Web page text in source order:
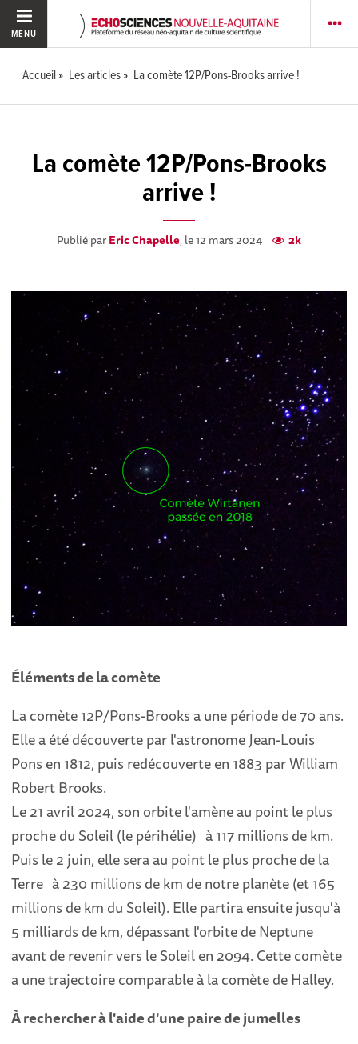
MENU
Accueil Les articles La comète 12P/Pons-Brooks arrive !
La comète 12P/Pons-Brooks
arrive !
Publié parEric Chapelle, le 12 mars 2024 2k
Éléments de la comète
La comète 12P/Pons-Brooks a une période de 70 ans.
Elle a été découverte par l'astronome Jean-Louis
Pons en 1812, puis redécouverte en 1883 par William
Robert Brooks.
Le 21 avril 2024, son orbite l'amène au point le plus
proche du Soleil (le périhélie) à 117 millions de km.
Puis le 2 juin, elle sera au point le plus proche de la
Terre à 230 millions de km de notre planète (et 165
millions de km du Soleil). Elle partira ensuite jusqu'à
5 milliards de km, dépassant l'orbite de Neptune
avant de revenir vers le Soleil en 2094. Cette comète
a une trajectoire comparable à la comète de Halley.
À rechercher à l'aide d'une paire de jumelles